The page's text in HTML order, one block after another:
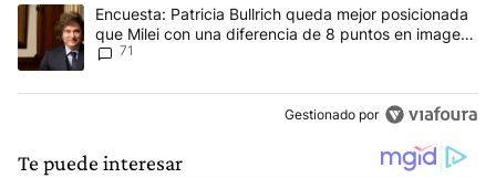
Un artículo de tendencia con el título "Encuesta: Patricia Bullrich
Encuesta: Patricia Bullrich queda mejor posicionada
que Milei con una diferencia de 8 puntos en imagen
negativa
71
Gestionado por